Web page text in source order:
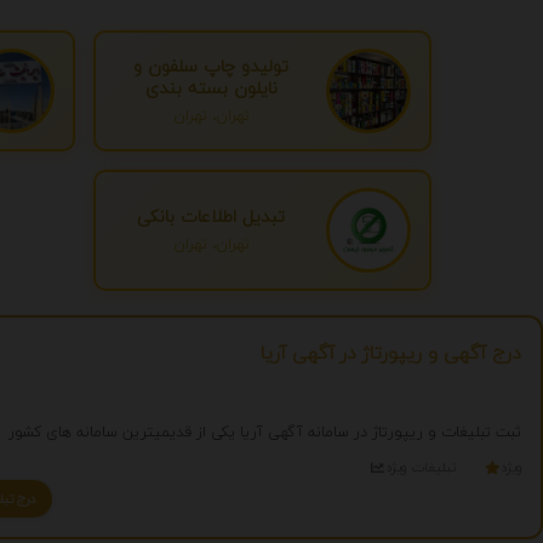
تولیدو چاپ سلفون و
نایلون بسته بندی
تهران، تهران
تبدیل اطلاعات بانکی
تهران، تهران
درج آگهی و ریپورتاژ در آگهی آریا
ثبت تبلیغات و ریپورتاژ در سامانه آگهی آریا یکی از قدیمیترین سامانه های کشور
درج تبلیغ شما